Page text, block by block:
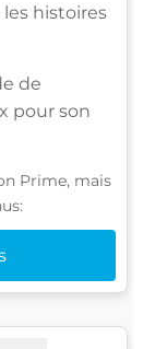
histoires
de
pour son
Prime, mais